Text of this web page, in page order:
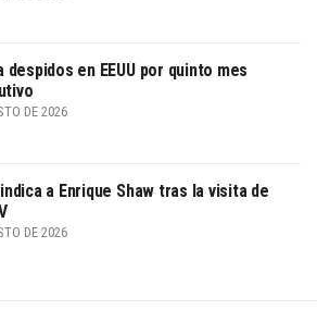
despidos en EEUU por quinto mes
DE 2026
a Enrique Shaw tras la visita de
DE 2026